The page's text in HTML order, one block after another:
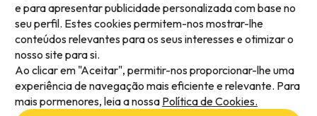
Métodos de pagamento disponíveis
e para apresentar publicidade personalizada com base no
seu perfil. Estes cookies permitem-nos mostrar-lhe
conteúdos relevantes para os seus interesses e otimizar o
nosso site para si.
Ao clicar em "Aceitar", permitir-nos proporcionar-lhe uma
experiência de navegação mais eficiente e relevante. Para
mais pormenores, leia a nossa Política de Cookies.